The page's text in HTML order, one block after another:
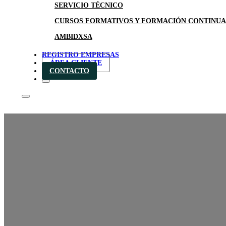
SERVICIO TÉCNICO
CURSOS FORMATIVOS Y FORMACIÓN CONTINUA
AMBIDXSA
REGISTRO EMPRESAS
ÁREA CLIENTE
CONTACTO